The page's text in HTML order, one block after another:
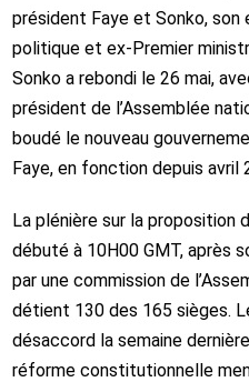
président Faye et Sonko,
politique et ex-Premier
Sonko a rebondi le 26 mai,
président de l’Assemblée
boudé le nouveau
Faye, en fonction depuis avril
La plénière sur la proposition
débuté à 10H00 GMT, après
par une commission de
détient 130 des 165 sièges.
désaccord la semaine
réforme constitutionnelle